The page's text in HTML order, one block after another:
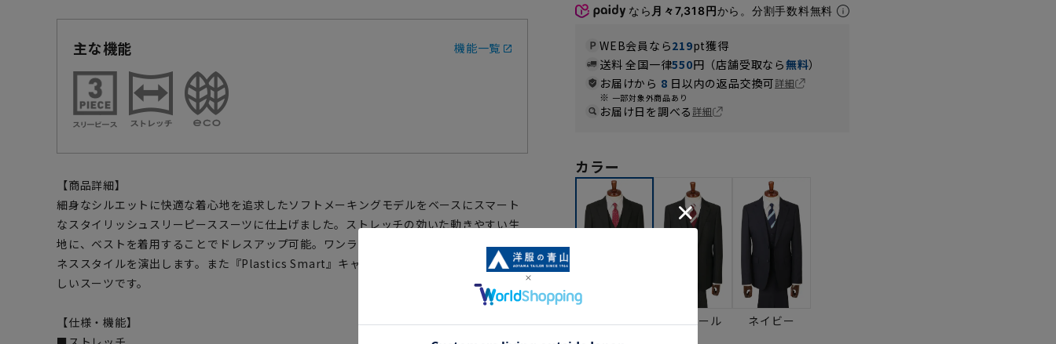
主な機能 機能一覧
【商品詳細】
細身なシルエットに快適な着心地を追求したソフトメーキングモデルをベースにスマート
なスタイリッシュスリーピーススーツに仕上げました。ストレッチの効いた動きやすい生
地に、ベストを着用することでドレスアップ可能。ワンランク上のスタイリッシュなビジ
ネススタイルを演出します。また『Plastics Smart』キャンペーンに賛同し、環境にやさ
しいスーツです。
【仕様・機能】
なら 月々7,318円から。分割手数料無料
WEB会員なら219pt獲得
送料 全国一律550円（店舗受取なら無料）
お届けから 8 日以内の返品交換可詳細
一部対象外商品あり
お届け日を調べる詳細
カラー
ブラック チャコール ネイビー